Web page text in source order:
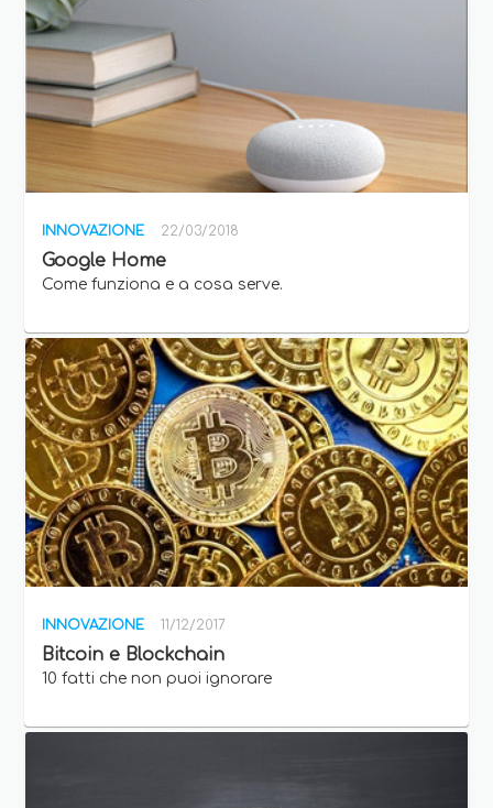
INNOVAZIONE 22/03/2018
Google Home
Come funziona e a cosa serve.
INNOVAZIONE 11/12/2017
Bitcoin e Blockchain
10 fatti che non puoi ignorare